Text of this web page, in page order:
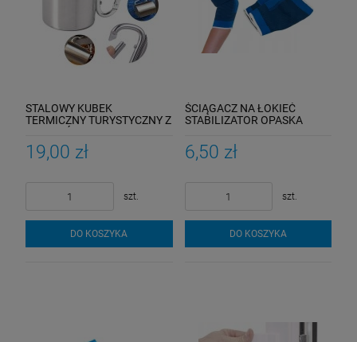
STALOWY KUBEK
TERMICZNY TURYSTYCZNY Z
19,00 zł
szt.
DO KOSZYKA
ŚCIĄGACZ NA ŁOKIEĆ
STABILIZATOR OPASKA
6,50 zł
szt.
DO KOSZYKA